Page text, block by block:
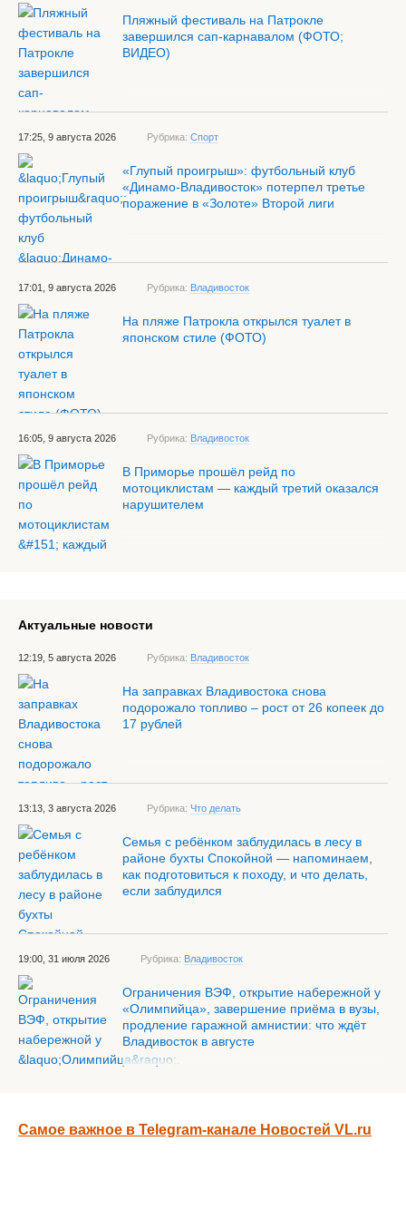
Пляжный фестиваль на Патрокле
завершился сап-карнавалом (ФОТО;
ВИДЕО)
17:25, 9 августа 2026 Рубрика: Спорт
«Глупый проигрыш»: футбольный клуб
«Динамо-Владивосток» потерпел третье
поражение в «Золоте» Второй лиги
17:01, 9 августа 2026 Рубрика: Владивосток
На пляже Патрокла открылся туалет в
японском стиле (ФОТО)
16:05, 9 августа 2026 Рубрика: Владивосток
В Приморье прошёл рейд по
мотоциклистам — каждый третий оказался
нарушителем
Актуальные новости
12:19, 5 августа 2026 Рубрика: Владивосток
На заправках Владивостока снова
подорожало топливо – рост от 26 копеек до
17 рублей
13:13, 3 августа 2026 Рубрика: Что делать
Семья с ребёнком заблудилась в лесу в
районе бухты Спокойной — напоминаем,
как подготовиться к походу, и что делать,
если заблудился
19:00, 31 июля 2026 Рубрика: Владивосток
Ограничения ВЭФ, открытие набережной у
«Олимпийца», завершение приёма в вузы,
продление гаражной амнистии: что ждёт
Владивосток в августе
Самое важное в Telegram-канале Новостей VL.ru